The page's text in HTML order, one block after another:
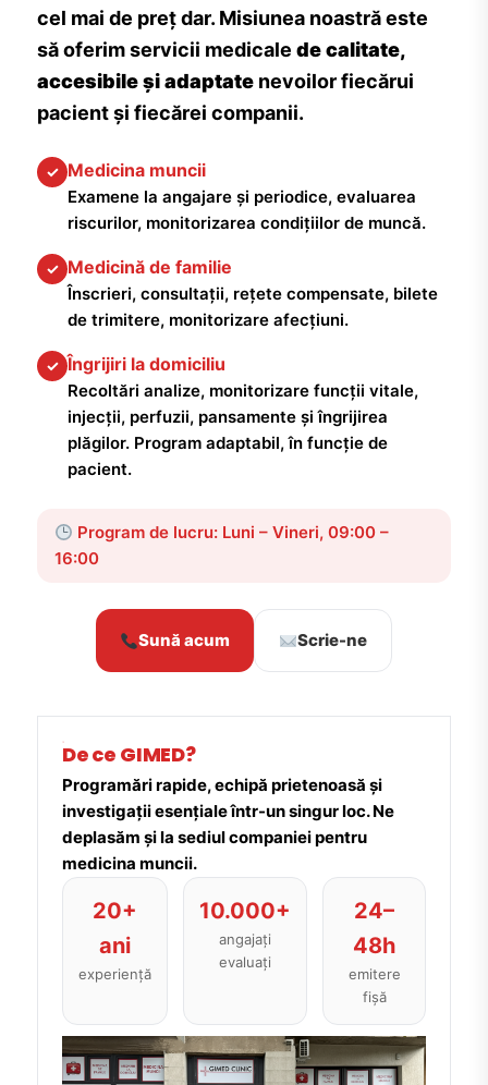
cel mai de preț dar. Misiunea noastră este
să oferim servicii medicale de calitate,
accesibile și adaptate nevoilor fiecărui
pacient și fiecărei companii.
✓ Medicina muncii
Examene la angajare și periodice, evaluarea
riscurilor, monitorizarea condițiilor de muncă.
✓ Medicină de familie
Înscrieri, consultații, rețete compensate, bilete
de trimitere, monitorizare afecțiuni.
✓ Îngrijiri la domiciliu
Recoltări analize, monitorizare funcții vitale,
injecții, perfuzii, pansamente și îngrijirea
plăgilor. Program adaptabil, în funcție de
pacient.
Program de lucru: Luni – Vineri, 09:00 –
16:00
Sună acum Scrie-ne
De ce GIMED?
Programări rapide, echipă prietenoasă și
investigații esențiale într-un singur loc. Ne
deplasăm și la sediul companiei pentru
medicina muncii.
20+
ani
experiență
10.000+
angajați
evaluați
24–
48h
emitere
fișă